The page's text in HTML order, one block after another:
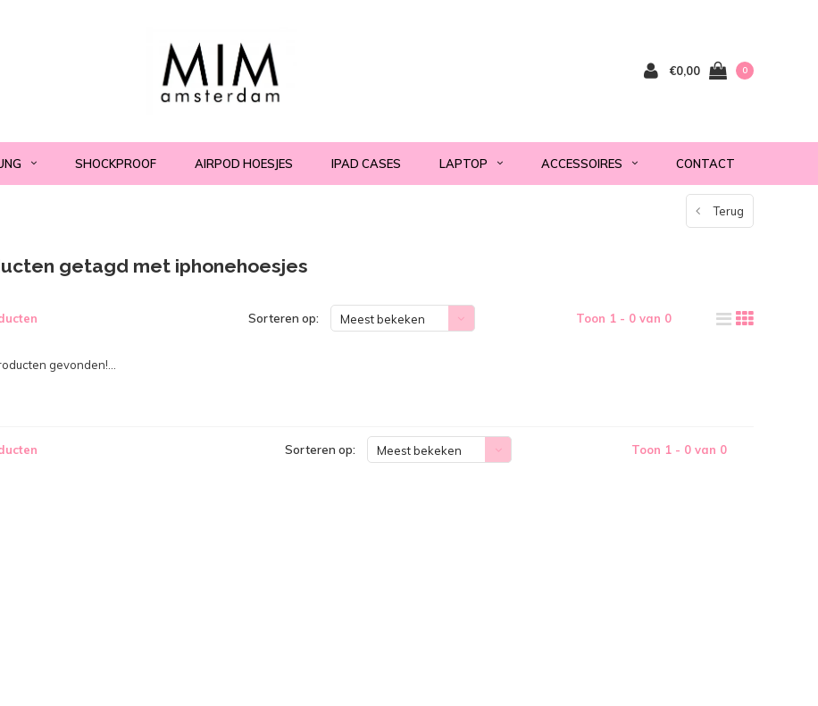
€0,00 0
SHOCKPROOF AIRPOD HOESJES IPAD CASES LAPTOP ACCESSOIRES CONTACT
Terug
getagd met iphonehoesjes
Sorteren op: Meest bekeken Toon 1 - 0 van 0
gevonden!...
Sorteren op: Meest bekeken Toon 1 - 0 van 0